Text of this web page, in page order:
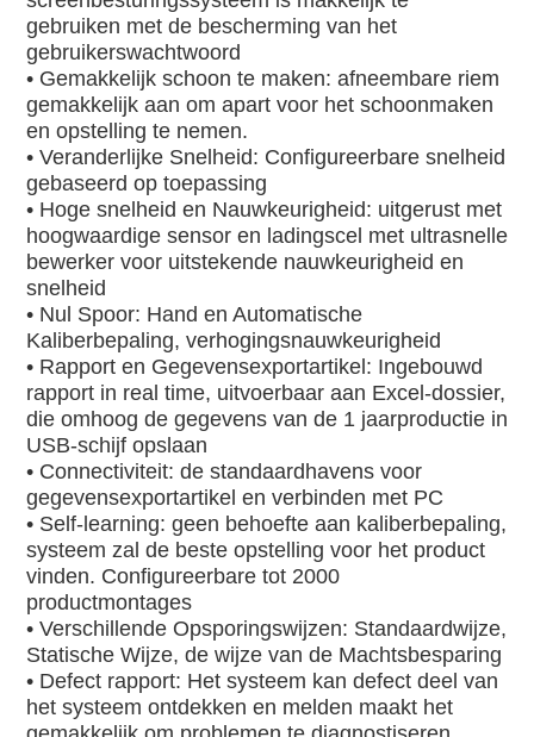
gebruiken met de bescherming van het
gebruikerswachtwoord
• Gemakkelijk schoon te maken: afneembare riem
gemakkelijk aan om apart voor het schoonmaken
en opstelling te nemen.
• Veranderlijke Snelheid: Configureerbare snelheid
gebaseerd op toepassing
• Hoge snelheid en Nauwkeurigheid: uitgerust met
hoogwaardige sensor en ladingscel met ultrasnelle
bewerker voor uitstekende nauwkeurigheid en
snelheid
• Nul Spoor: Hand en Automatische
Kaliberbepaling, verhogingsnauwkeurigheid
• Rapport en Gegevensexportartikel: Ingebouwd
rapport in real time, uitvoerbaar aan Excel-dossier,
die omhoog de gegevens van de 1 jaarproductie in
USB-schijf opslaan
• Connectiviteit: de standaardhavens voor
gegevensexportartikel en verbinden met PC
• Self-learning: geen behoefte aan kaliberbepaling,
systeem zal de beste opstelling voor het product
vinden. Configureerbare tot 2000
productmontages
• Verschillende Opsporingswijzen: Standaardwijze,
Statische Wijze, de wijze van de Machtsbesparing
• Defect rapport: Het systeem kan defect deel van
het systeem ontdekken en melden maakt het